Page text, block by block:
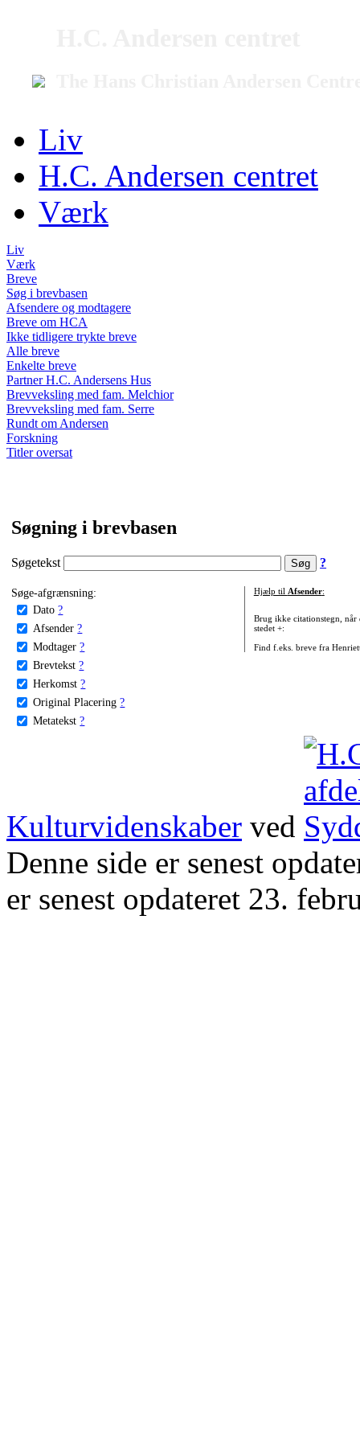
Liv
H.C. Andersen centret
Værk
Liv
Værk
Breve
Søg i brevbasen
Afsendere og modtagere
Breve om HCA
Ikke tidligere trykte breve
Alle breve
Enkelte breve
Partner H.C. Andersens Hus
Brevveksling med fam. Melchior
Brevveksling med fam. Serre
Rundt om Andersen
Forskning
Titler oversat
Søgning i brevbasen
Søgetekst ?
Søge-afgrænsning:
Dato ?
Afsender ?
Modtager ?
Brevtekst ?
Herkomst ?
Original Placering ?
Metatekst ?
Hjælp til Afsender:
Brug ikke citationstegn, når
stedet +:
Find f.eks. breve fra
Kulturvidenskaber ved
Denne side er senest
er senest opdateret 23.